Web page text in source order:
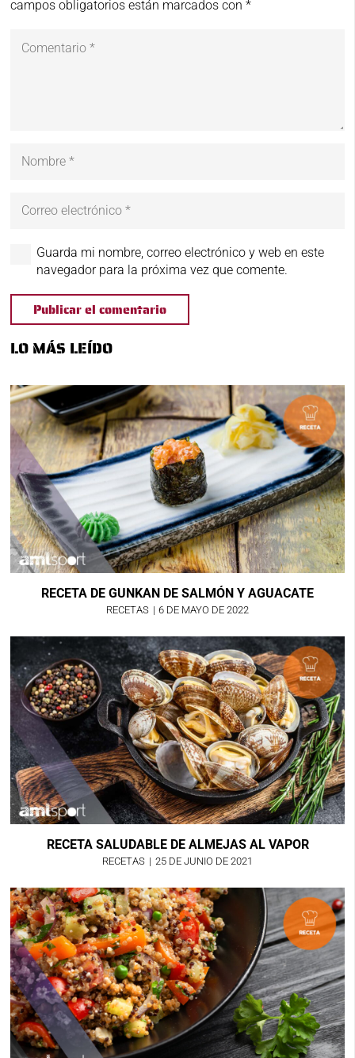
campos obligatorios están marcados con*
Guarda mi nombre, correo electrónico y web en este
navegador para la próxima vez que comente.
Publicar el comentario
LO MÁS LEÍDO
RECETA DE GUNKAN DE SALMÓN Y AGUACATE
RECETAS | 6 DE MAYO DE 2022
RECETA SALUDABLE DE ALMEJAS AL VAPOR
RECETAS | 25 DE JUNIO DE 2021